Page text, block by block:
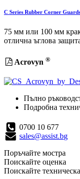
C Series Rubber Corner Guards
75 мм или 100 мм
отлична ъглова
Acrovyn ®
Пълно
Подробна
0700 10 677
sales@assist.bg
Поръчайте мостра
Поискайте оценка
Поискайте